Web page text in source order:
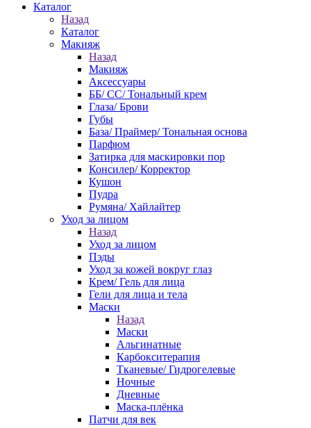
Каталог
Назад
Каталог
Макияж
Назад
Макияж
Аксессуары
ББ/ СС/ Тональный крем
Глаза/ Брови
Губы
База/ Праймер/ Тональная основа
Парфюм
Затирка для маскировки пор
Консилер/ Корректор
Кушон
Пудра
Румяна/ Хайлайтер
Уход за лицом
Назад
Уход за лицом
Пэды
Уход за кожей вокруг глаз
Крем/ Гель для лица
Гели для лица и тела
Маски
Назад
Маски
Альгинатные
Карбокситерапия
Тканевые/ Гидрогелевые
Ночные
Дневные
Маска-плёнка
Патчи для век